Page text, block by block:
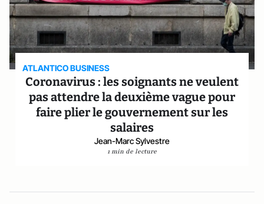
ATLANTICO BUSINESS
Coronavirus : les soignants ne veulent
pas attendre la deuxième vague pour
faire plier le gouvernement sur les
salaires
Jean-Marc Sylvestre
1 min de lecture